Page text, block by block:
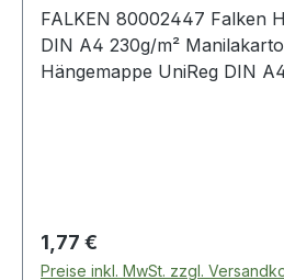
FALKEN 80002447 Falken
DIN A4 230g/m² Manilakarton recycelt b Falken
Hängemappe UniReg DIN
Regulärer Preis:
1,77 €
Preise inkl. MwSt. zzgl.